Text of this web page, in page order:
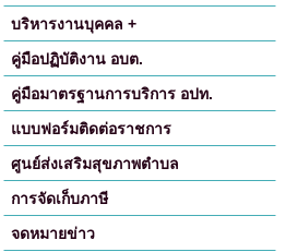
บริหารงานบุคคล +
คู่มือปฏิบัติงาน อบต.
คู่มือมาตรฐานการบริการ อปท.
แบบฟอร์มติดต่อราชการ
ศูนย์ส่งเสริมสุขภาพตำบล
การจัดเก็บภาษี
จดหมายข่าว